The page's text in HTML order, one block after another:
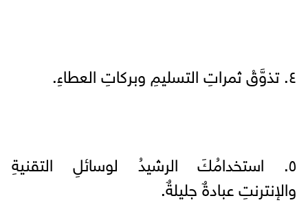
٤. تذوَّقْ ثمراتِ التسليمِ وبركاتِ العطاءِ.
٥. استخدامُكَ الرشيدُ لوسائلِ التقنيةِ
والإنترنتِ عبادةٌ جليلةٌ.